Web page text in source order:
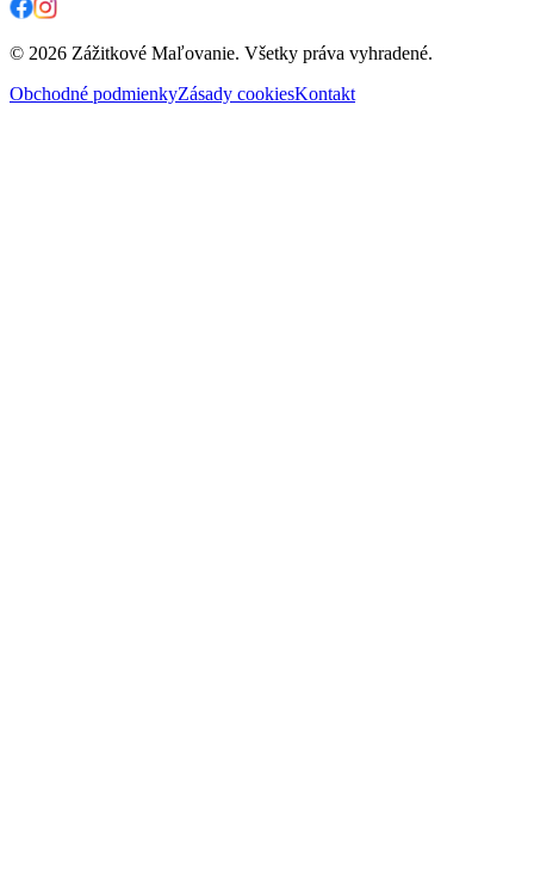
© 2026 Zážitkové Maľovanie. Všetky práva vyhradené.
Obchodné podmienkyZásady cookiesKontakt